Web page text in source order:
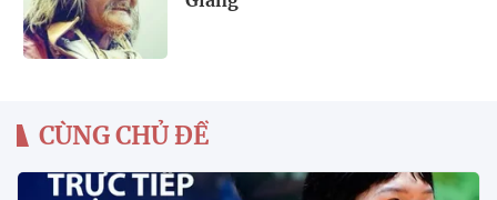
CÙNG CHỦ ĐỀ